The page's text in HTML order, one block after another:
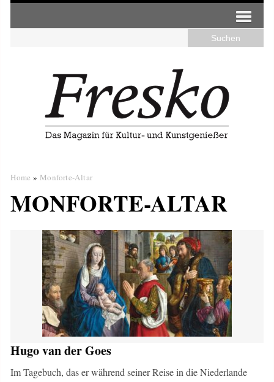
Home » Monforte-Altar
MONFORTE-ALTAR
Hugo van der Goes
Im Tagebuch, das er während seiner Reise in die Niederlande